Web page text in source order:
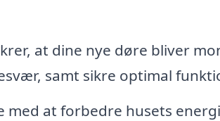
at dine nye døre bliver
samt sikre optimal
med at forbedre husets